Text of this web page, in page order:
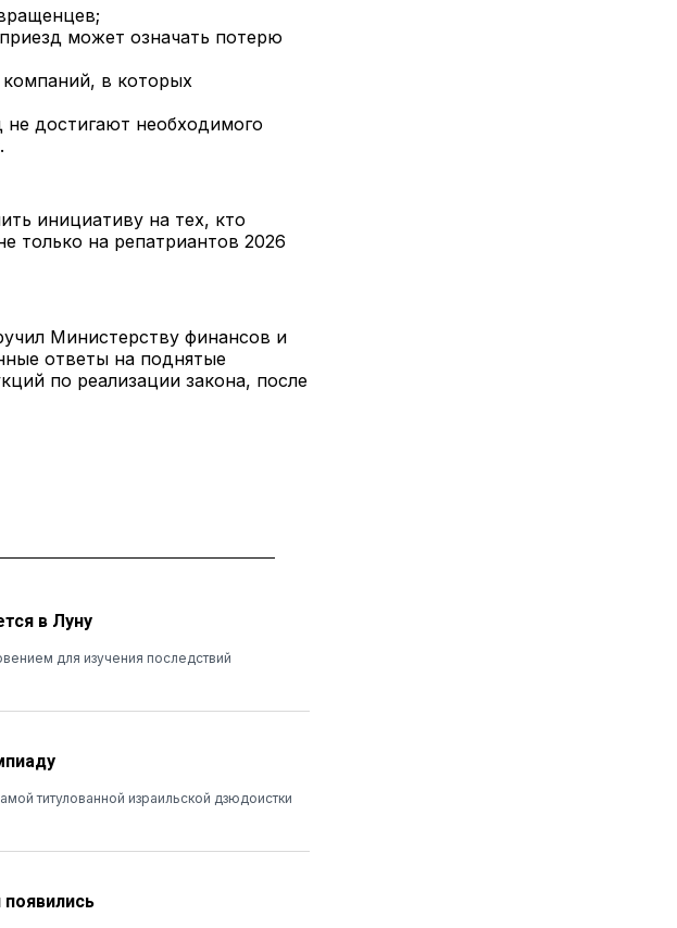
может означать потерю
в которых
достигают необходимого
инициативу на тех, кто
только на репатриантов 2026
Министерству финансов и
ответы на поднятые
по реализации закона, после
в Луну
для изучения последствий
титулованной израильской дзюдоистки